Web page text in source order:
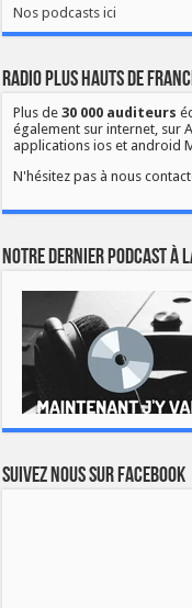
Nos podcasts ici
Radio Plus Hauts de
Plus de30 000 auditeurs
également sur internet, sur
applications ios et android
N'hésitez pas à nous
Notre dernier podcast à
Suivez nous sur Facebook